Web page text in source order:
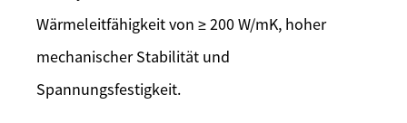
Wärmeleitfähigkeit von ≥ 200 W/mK, hoher
mechanischer Stabilität und
Spannungsfestigkeit.